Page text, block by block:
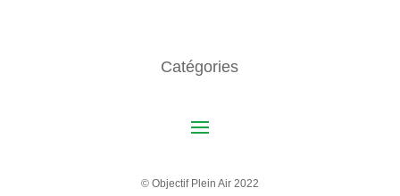
Catégories
© Objectif Plein Air 2022